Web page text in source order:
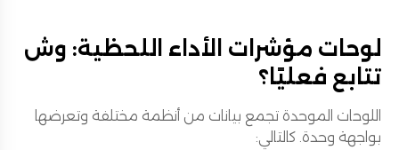
لوحات مؤشرات الأداء اللحظية: وش
تتابع فعليًا؟
اللوحات الموحدة تجمع بيانات من أنظمة مختلفة وتعرضها
بواجهة وحدة. كالتالي: